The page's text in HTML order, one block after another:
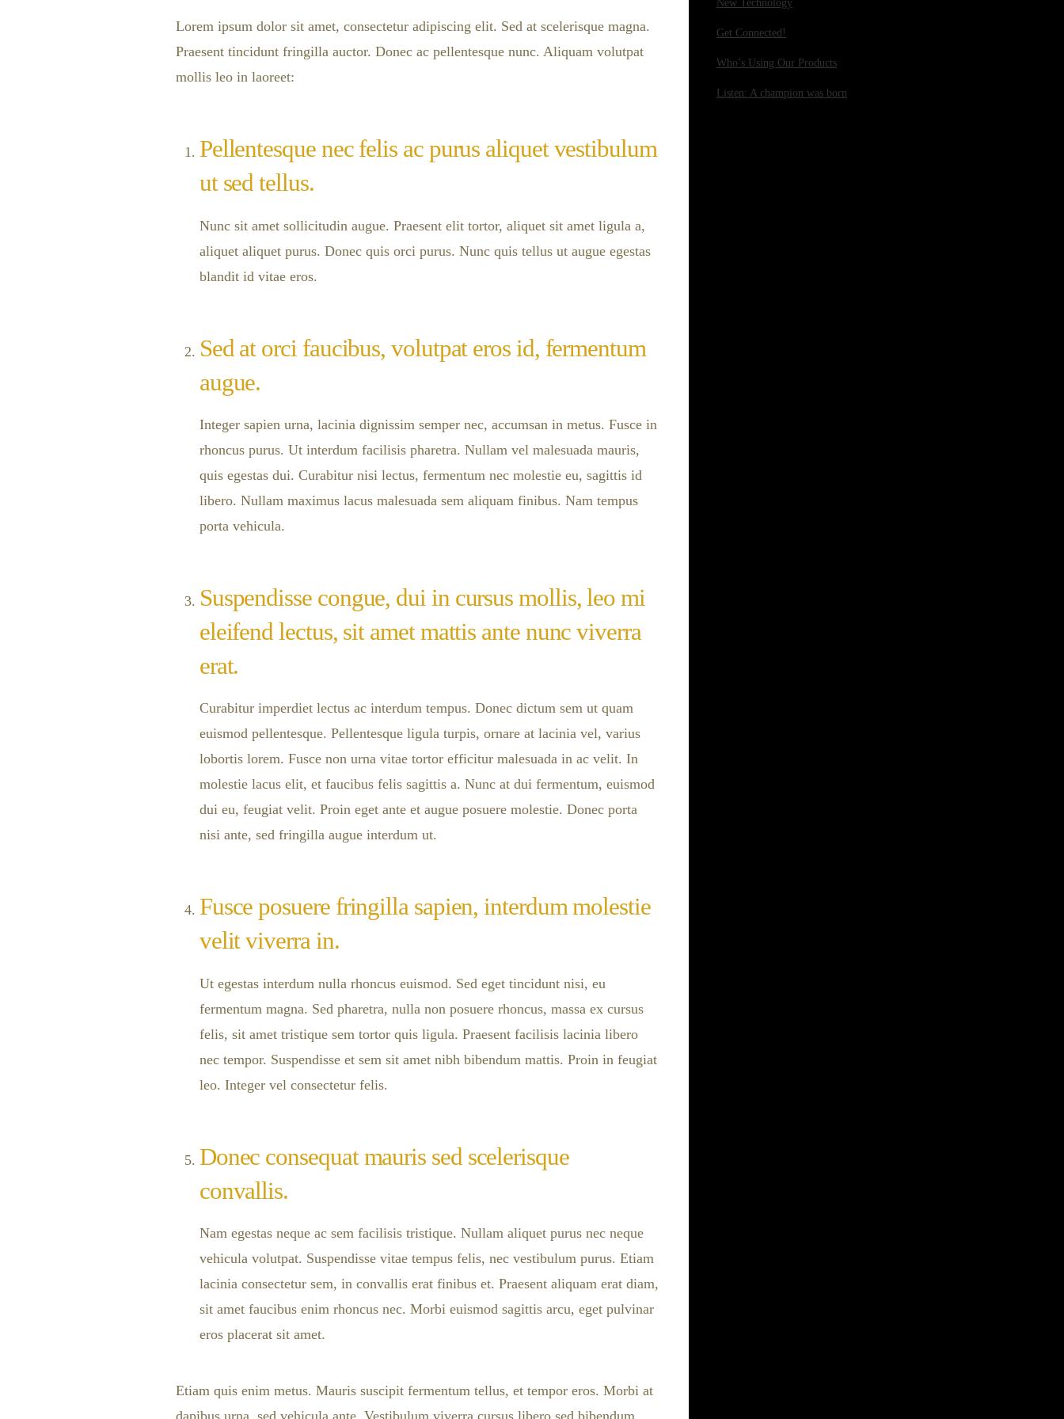
Lorem ipsum dolor sit amet, consectetur adipiscing elit. Sed at scelerisque magna.
Praesent tincidunt fringilla auctor. Donec ac pellentesque nunc. Aliquam volutpat
mollis leo in laoreet:
Pellentesque nec felis ac purus aliquet vestibulum
ut sed tellus.
Nunc sit amet sollicitudin augue. Praesent elit tortor, aliquet sit amet ligula a,
aliquet aliquet purus. Donec quis orci purus. Nunc quis tellus ut augue egestas
blandit id vitae eros.
Sed at orci faucibus, volutpat eros id, fermentum
augue.
Integer sapien urna, lacinia dignissim semper nec, accumsan in metus. Fusce in
rhoncus purus. Ut interdum facilisis pharetra. Nullam vel malesuada mauris,
quis egestas dui. Curabitur nisi lectus, fermentum nec molestie eu, sagittis id
libero. Nullam maximus lacus malesuada sem aliquam finibus. Nam tempus
porta vehicula.
Suspendisse congue, dui in cursus mollis, leo mi
eleifend lectus, sit amet mattis ante nunc viverra
erat.
Curabitur imperdiet lectus ac interdum tempus. Donec dictum sem ut quam
euismod pellentesque. Pellentesque ligula turpis, ornare at lacinia vel, varius
lobortis lorem. Fusce non urna vitae tortor efficitur malesuada in ac velit. In
molestie lacus elit, et faucibus felis sagittis a. Nunc at dui fermentum, euismod
dui eu, feugiat velit. Proin eget ante et augue posuere molestie. Donec porta
nisi ante, sed fringilla augue interdum ut.
Fusce posuere fringilla sapien, interdum molestie
velit viverra in.
Ut egestas interdum nulla rhoncus euismod. Sed eget tincidunt nisi, eu
fermentum magna. Sed pharetra, nulla non posuere rhoncus, massa ex cursus
felis, sit amet tristique sem tortor quis ligula. Praesent facilisis lacinia libero
nec tempor. Suspendisse et sem sit amet nibh bibendum mattis. Proin in feugiat
leo. Integer vel consectetur felis.
Donec consequat mauris sed scelerisque
convallis.
Nam egestas neque ac sem facilisis tristique. Nullam aliquet purus nec neque
vehicula volutpat. Suspendisse vitae tempus felis, nec vestibulum purus. Etiam
lacinia consectetur sem, in convallis erat finibus et. Praesent aliquam erat diam,
sit amet faucibus enim rhoncus nec. Morbi euismod sagittis arcu, eget pulvinar
eros placerat sit amet.
Etiam quis enim metus. Mauris suscipit fermentum tellus, et tempor eros. Morbi at
dapibus urna, sed vehicula ante. Vestibulum viverra cursus libero sed bibendum.
New Technology
Get Connected!
Who’s Using Our Products
Listen: A champion was born